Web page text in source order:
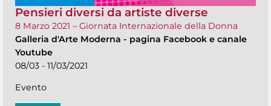
Pensieri diversi da artiste diverse
8 Marzo 2021 – Giornata Internazionale della Donna
Galleria d'Arte Moderna - pagina Facebook e canale
Youtube
08/03 - 11/03/2021
Evento